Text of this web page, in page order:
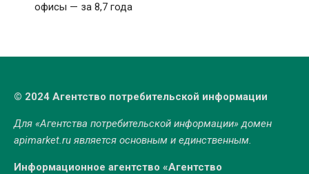
офисы — за 8,7 года
© 2024 Агентство потребительской информации
Для «Агентства потребительской информации» домен
apimarket.ruявляется основным и единственным.
Информационное агентство «Агентство